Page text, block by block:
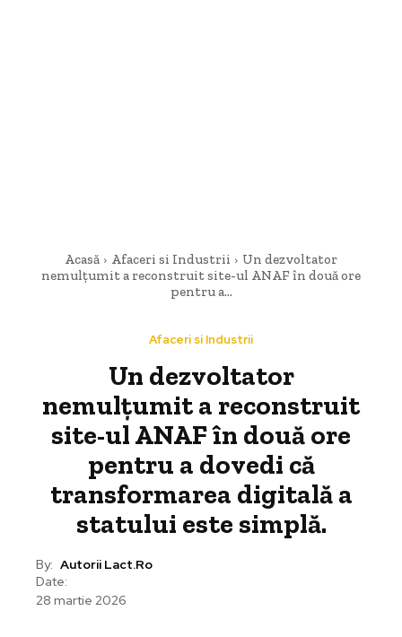
Acasă Afaceri si Industrii
Un dezvoltator
nemulțumit a reconstruit site-ul ANAF în două ore
pentru a...
Afaceri si Industrii
Un dezvoltator
nemulțumit a reconstruit
site-ul ANAF în două ore
pentru a dovedi că
transformarea digitală a
statului este simplă.
By: Autorii Lact.ro
Date:
28 martie 2026